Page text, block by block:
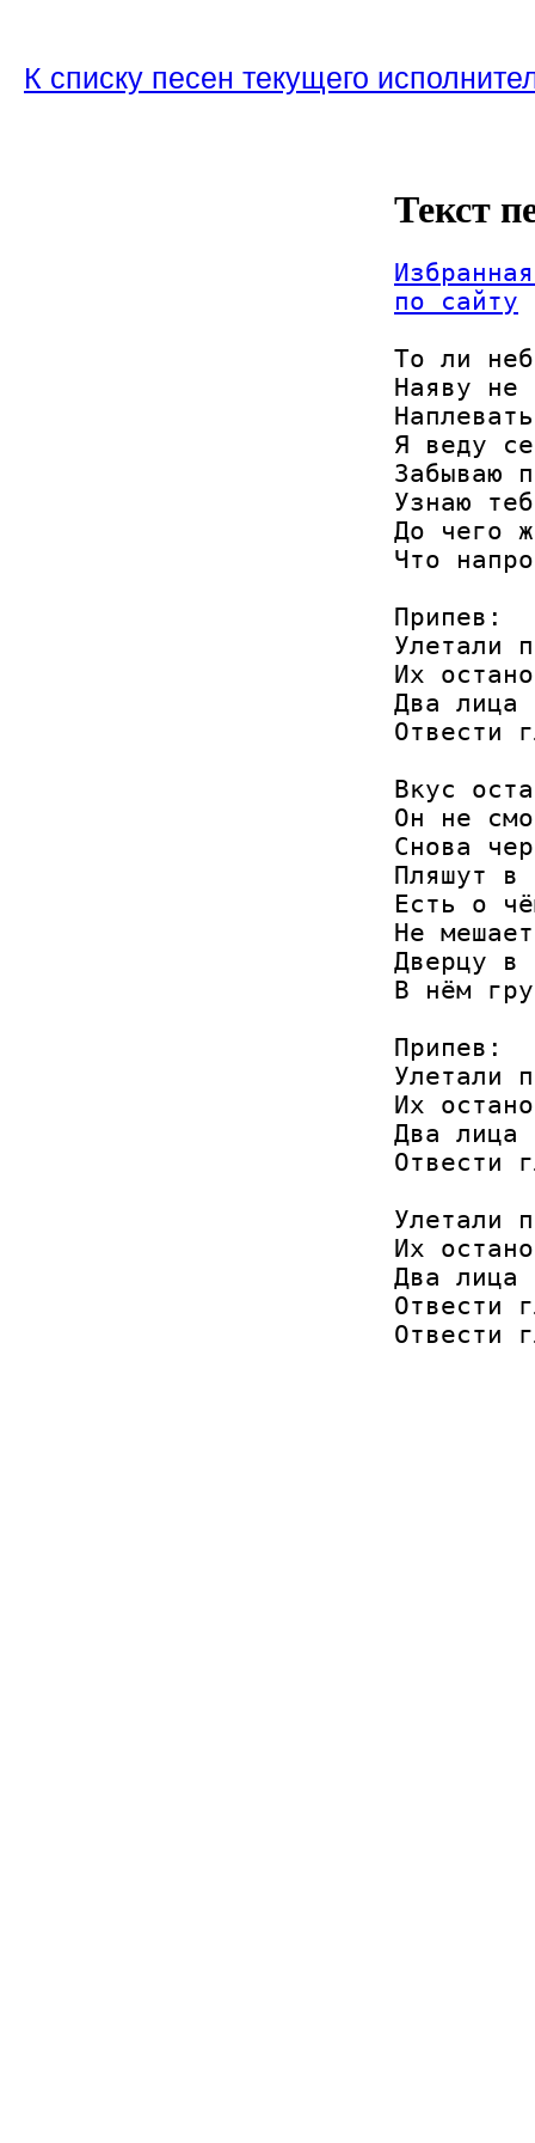
К списку песен текущего
Текст
по сайту
То ли
Наяву не
Я веду
Забываю
Узнаю
До чего
Что
Припев:
Улетали
Их
Два лица
Отвести
Вкус
Он не
Снова
Пляшут в
Есть о
Не
Дверцу в
В нём
Припев:
Улетали
Их
Два лица
Отвести
Улетали
Их
Два лица
Отвести